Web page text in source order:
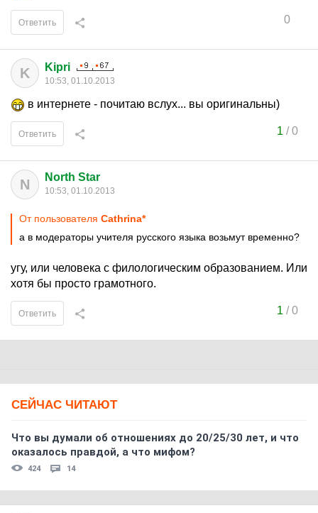
0
Ответить
K Kipri
10:53, 01.10.2013
в интернете - почитаю вслух... вы оригинальны)
1 /0
Ответить
N North Star
10:53, 01.10.2013
От пользователя Cathrina*
а в модераторы учителя русского языка возьмут временно?
угу, или человека с филологическим образованием. Или
хотя бы просто грамотного.
1 /0
Ответить
СЕЙЧАС ЧИТАЮТ
Что вы думали об отношениях до 20/25/30 лет, и что
оказалось правдой, а что мифом?
424 14